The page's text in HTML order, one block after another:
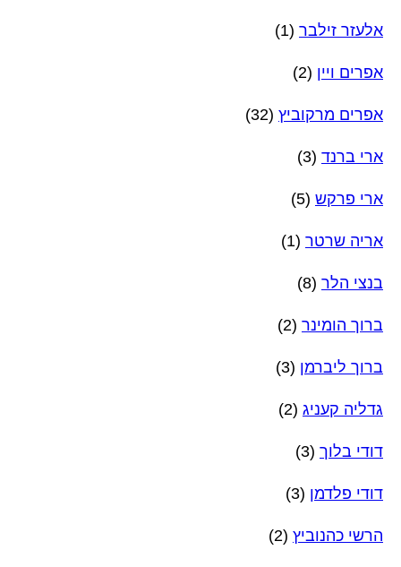
אלעזר זילבר (1)
אפרים ויין (2)
אפרים מרקוביץ (32)
ארי ברנד (3)
ארי פרקש (5)
אריה שרטר (1)
בנצי הלר (8)
ברוך הומינר (2)
ברוך ליברמן (3)
גדליה קעניג (2)
דודי בלוך (3)
דודי פלדמן (3)
הרשי כהנוביץ (2)